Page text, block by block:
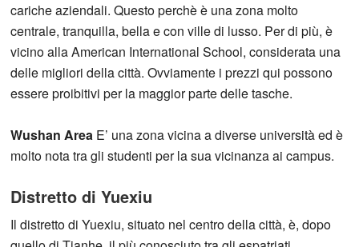
cariche aziendali. Questo perchè è una zona molto
centrale, tranquilla, bella e con ville di lusso. Per di più, è
vicino alla American International School, considerata una
delle migliori della città. Ovviamente i prezzi qui possono
essere proibitivi per la maggior parte delle tasche.
Wushan Area E’ una zona vicina a diverse università ed è
molto nota tra gli studenti per la sua vicinanza ai campus.
Distretto di Yuexiu
Il distretto di Yuexiu, situato nel centro della città, è, dopo